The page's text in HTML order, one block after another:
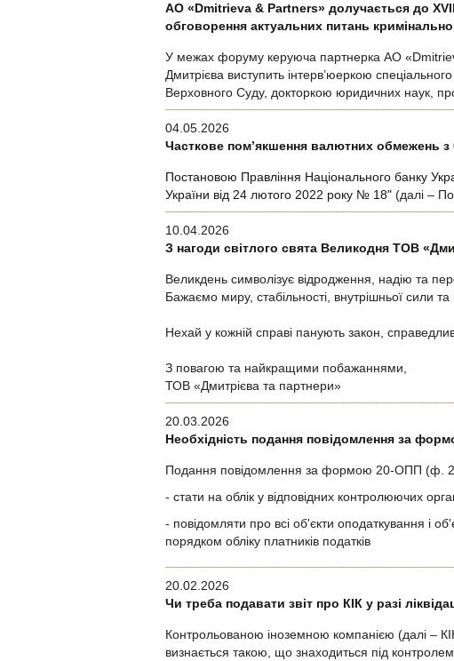
АО «Dmitrieva & Partners» долучається до
обговорення актуальних питань
У межах форуму керуюча партнерка АО
Дмитрієва виступить інтерв’юеркою
Верховного Суду, докторкою юридичних наук,
04.05.2026
Часткове пом’якшення валютних обмежень з
Постановою Правління Національного банку
України від 24 лютого 2022 року № 18" (далі –
10.04.2026
З нагоди світлого свята Великодня ТОВ
Великдень символізує відродження, надію та
Бажаємо миру, стабільності, внутрішньої сили
Нехай у кожній справі панують закон,
З повагою та найкращими побажаннями,
ТОВ «Дмитрієва та партнери»
20.03.2026
Необхідність подання повідомлення за
Подання повідомлення за формою 20-ОПП (ф.
- стати на облік у відповідних контролюючих
- повідомляти про всі об'єкти оподаткування і
порядком обліку платників податків
20.02.2026
Чи треба подавати звіт про КІК у разі
Контрольованою іноземною компанією (далі –
визнається такою, що знаходиться під